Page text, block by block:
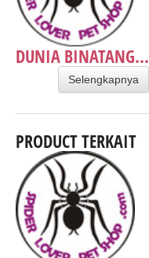
DUNIA BINATANG...
Selengkapnya
PRODUCT TERKAIT